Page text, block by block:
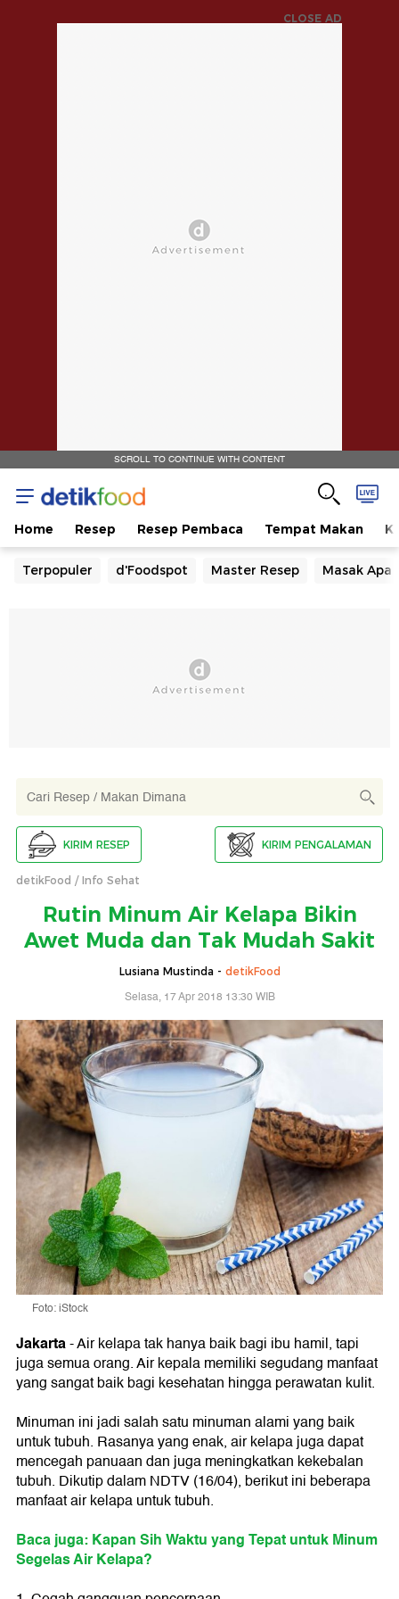
CLOSE AD
SCROLL TO CONTINUE WITH CONTENT
Home Resep Resep Pembaca Tempat Makan
Terpopuler d'Foodspot Master Resep Masak Apa
KIRIM RESEP KIRIM PENGALAMAN
detikFood Info Sehat
Rutin Minum Air Kelapa Bikin
Awet Muda dan Tak Mudah Sakit
Lusiana Mustinda - detikFood
Selasa, 17 Apr 2018 13:30 WIB
Foto: iStock
Jakarta- Air kelapa tak hanya baik bagi ibu hamil, tapi
juga semua orang. Air kepala memiliki segudang manfaat
yang sangat baik bagi kesehatan hingga perawatan kulit.
Minuman ini jadi salah satu minuman alami yang baik
untuk tubuh. Rasanya yang enak, air kelapa juga dapat
mencegah panuaan dan juga meningkatkan kekebalan
tubuh. Dikutip dalam NDTV (16/04), berikut ini beberapa
manfaat air kelapa untuk tubuh.
Baca juga: Kapan Sih Waktu yang Tepat untuk Minum
Segelas Air Kelapa?